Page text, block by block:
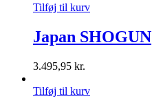
Tilføj til kurv
Japan SHOGUN
3.495,95 kr.
Tilføj til kurv